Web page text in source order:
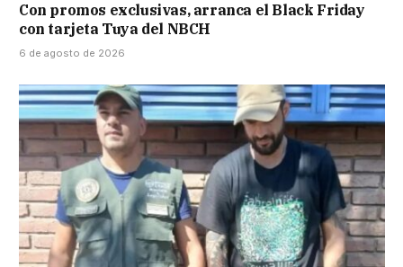
Con promos exclusivas, arranca el Black Friday
con tarjeta Tuya del NBCH
6 de agosto de 2026